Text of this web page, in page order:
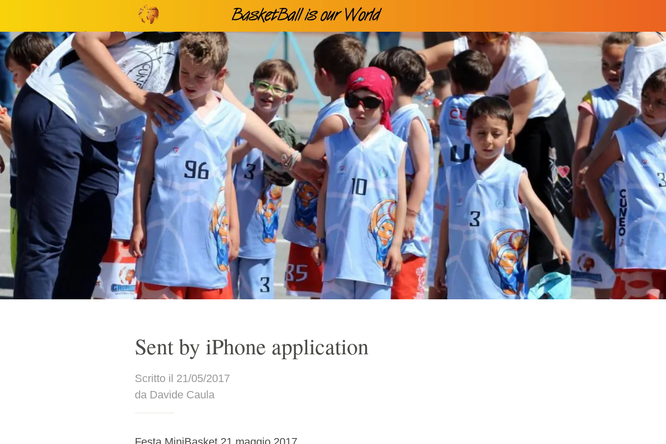
Sent by iPhone application
Scritto il 21/05/2017
da Davide Caula